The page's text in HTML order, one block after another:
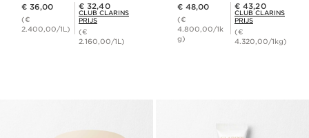
€ 36,00
(€
2.400,00/1L)
Club Clarins Prijs € 32,40
€ 32,40
CLUB CLARINS
PRIJS
(€
2.160,00/1L)
€ 48,00
(€
4.800,00/1k
g)
Club Clarins Prijs € 43,20
€ 43,20
CLUB CLARINS
PRIJS
(€
4.320,00/1kg)